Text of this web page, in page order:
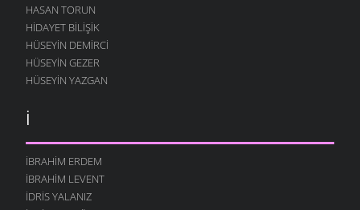
HASAN TORUN
HIDAYET BILIŞIK
HÜSEYIN DEMIRCI
HÜSEYIN GEZER
HÜSEYIN YAZGAN
İ
İBRAHIM ERDEM
İBRAHIM LEVENT
İDRIS YALANIZ